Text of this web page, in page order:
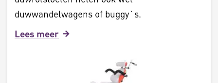
duwwandelwagens of buggy`s.
Lees meer